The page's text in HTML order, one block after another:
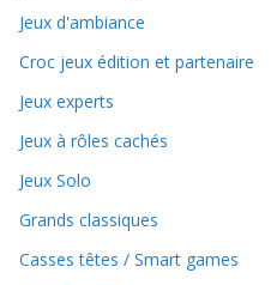
Jeux d'ambiance
Croc jeux édition et partenaire
Jeux experts
Jeux à rôles cachés
Jeux Solo
Grands classiques
Casses têtes / Smart games